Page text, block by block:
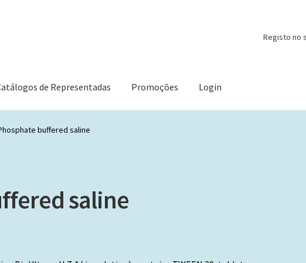
Registo no
de Representadas Promoções Login
buffered saline
saline